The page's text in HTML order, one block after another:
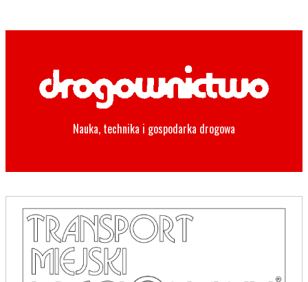
Nauka, technika i gospodarka drogowa